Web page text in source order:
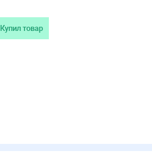
Купил товар